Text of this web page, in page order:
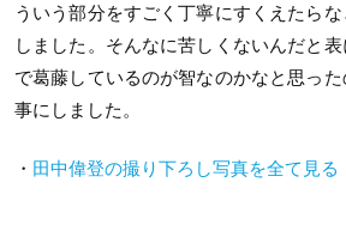
ういう部分をすごく丁寧にすくえたら
しました。そんなに苦しくないんだと
で葛藤しているのが智なのかなと思っ
事にしました。
・ 田中偉登の撮り下ろし写真を全て見る